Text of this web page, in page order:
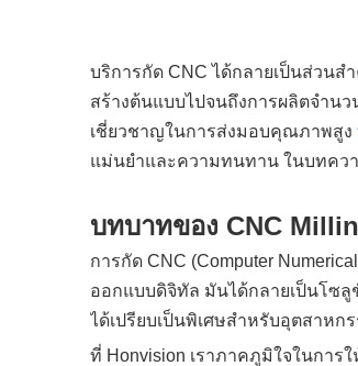
บริการกัด CNC ได้กลายเป็นส่วน
สร้างต้นแบบไปจนถึงการผลิตจำนว
เชี่ยวชาญในการส่งมอบคุณภาพสูง
แม่นยำและความทนทาน ในบทคว
บทบาทของ CNC
การกัด CNC (Computer
ออกแบบดิจิทัล มันได้กลายเป็นโซ
ได้เปรียบเป็นพิเศษสำหรับอุตสาห
ที่ Honvision เราภาคภูมิใจในการ